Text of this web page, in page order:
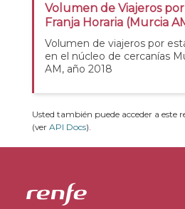
Volumen de Viajeros por
Franja Horaria (Murcia
Volumen de viajeros por
en el núcleo de cercanías
AM, año 2018
Usted también puede acceder a este
(ver API Docs).